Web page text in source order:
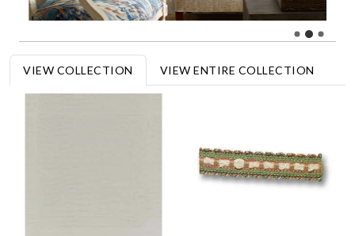
VIEW COLLECTION VIEW ENTIRE COLLECTION